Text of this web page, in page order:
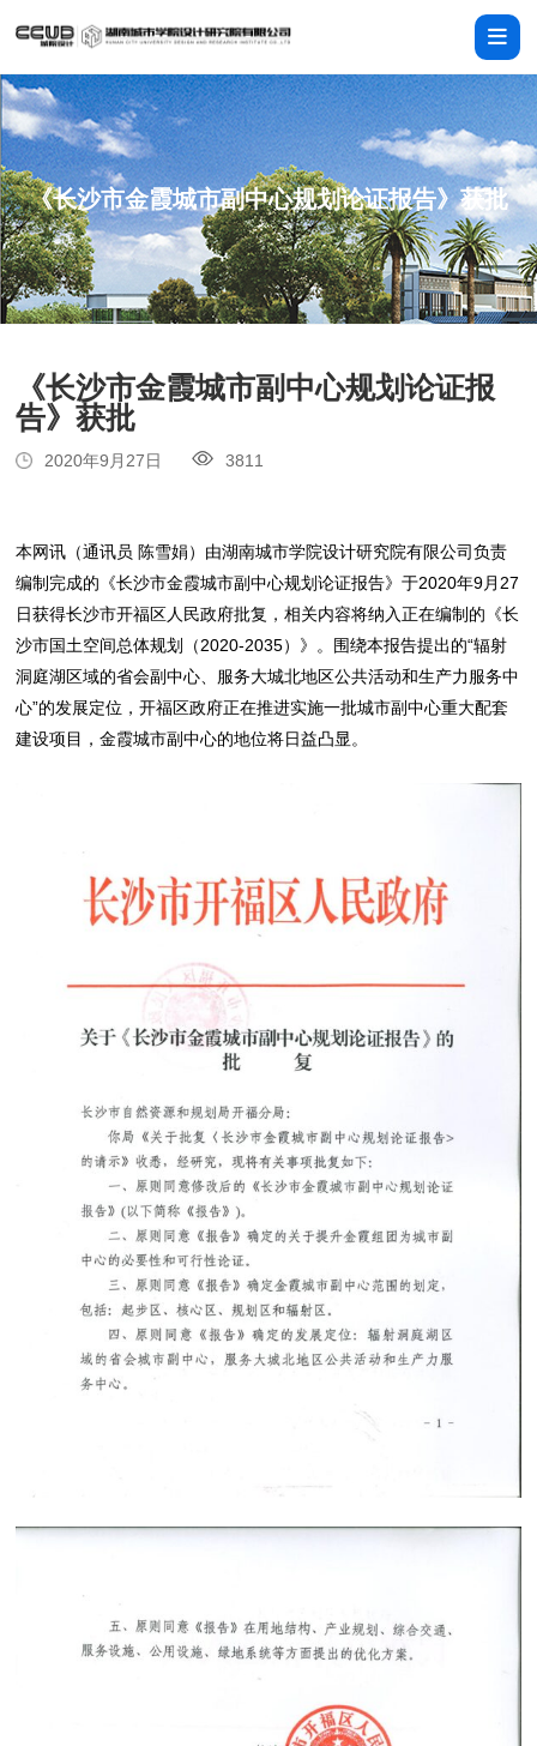
《长沙市金霞城市副中心规划论证报告》获批
《长沙市金霞城市副中心规划论证报
告》获批
2020年9月27日 3811
本网讯（通讯员 陈雪娟）由湖南城市学院设计研究院有限公司负责
编制完成的《长沙市金霞城市副中心规划论证报告》于2020年9月27
日获得长沙市开福区人民政府批复，相关内容将纳入正在编制的《长
沙市国土空间总体规划（2020-2035）》。围绕本报告提出的“辐射
洞庭湖区域的省会副中心、服务大城北地区公共活动和生产力服务中
心”的发展定位，开福区政府正在推进实施一批城市副中心重大配套
建设项目，金霞城市副中心的地位将日益凸显。